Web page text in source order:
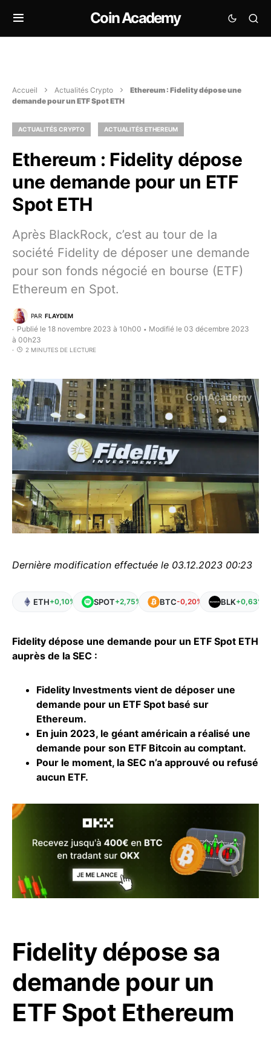
Coin Academy
Accueil Actualités Crypto
Ethereum : Fidelity dépose une
demande pour un ETF Spot ETH
ACTUALITÉS CRYPTO ACTUALITÉS ETHEREUM
Ethereum : Fidelity dépose
une demande pour un ETF
Spot ETH
Après BlackRock, c’est au tour de la
société Fidelity de déposer une demande
pour son fonds négocié en bourse (ETF)
Ethereum en Spot.
PAR FLAYDEM
Publié le 18 novembre 2023 à 10h00 • Modifié le 03 décembre 2023
à 00h23
2 MINUTES DE LECTURE
Dernière modification effectuée le 03.12.2023 00:23
ETH+0,10% SPOT+2,75% BTC-0,20% BLK+0,63%
Fidelity dépose une demande pour un ETF Spot ETH
auprès de la SEC :
Fidelity Investments vient de déposer une
demande pour un ETF Spot basé sur
Ethereum.
En juin 2023, le géant américain a réalisé une
demande pour son ETF Bitcoin au comptant.
Pour le moment, la SEC n’a approuvé ou refusé
aucun ETF.
Fidelity dépose sa
demande pour un
ETF Spot Ethereum